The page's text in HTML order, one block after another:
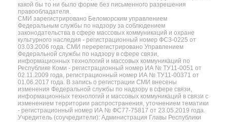
какой бы то ни было форме без письменного разрешения
правообладателя.
СМИ зарегистрировано Беломорским управлением
Федеральным службы по надзору за соблюдением
законодательства в сфере массовых коммуникаций и охране
культурного наследия - регистрационный номер ФС3-0225 от
03.03.2006 года. СМИ перерегистрировано Управлением
Федеральной службы по надзору в сфере связи,
информационных технологий и массовых коммуникаций по
Республике Коми - регистрационный номер ИА № ТУ11-0051 от
02.11.2009 года, регистрационный номер ИА № ТУ11-00371 от
01.06.2017 года. В запись о регистрации СМИ внесены
изменения Федеральной службы по надзору в сфере связи,
информационных технологий и массовых коммуникаций в связи с
изменением территории распространения, уточнением тематики
- регистрационный номер ИА № ФС77-75817 от 23.05.2019 года.
Учредитель (соучредители): Администрация Главы Республики